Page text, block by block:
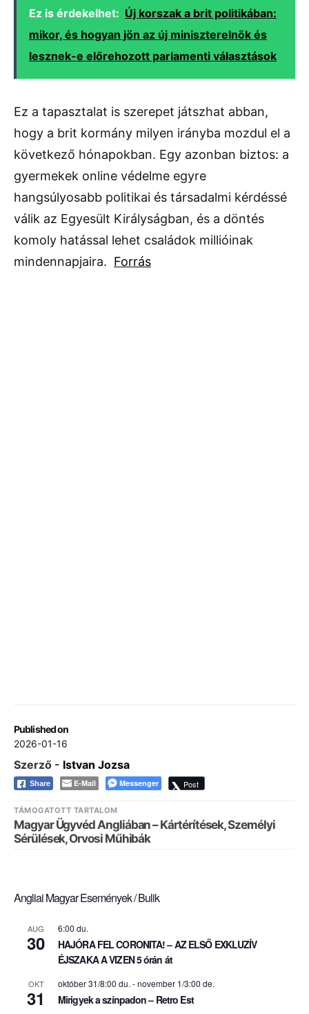
Published on
2026-01-16
Ez is érdekelhet: Új korszak a brit politikában:
mikor, és hogyan jön az új miniszterelnök és
lesznek-e előrehozott parlamenti választások
Ez a tapasztalat is szerepet játszhat abban,
hogy a brit kormány milyen irányba mozdul el a
következő hónapokban. Egy azonban biztos: a
gyermekek online védelme egyre
hangsúlyosabb politikai és társadalmi kérdéssé
válik az Egyesült Királyságban, és a döntés
komoly hatással lehet családok millióinak
mindennapjaira. Forrás
Szerző - Istvan Jozsa
Share E-Mail Messenger Post
TÁMOGATOTT TARTALOM
Magyar Ügyvéd Angliában – Kártérítések, Személyi
Sérülések, Orvosi Műhibák
Angliai Magyar Események / Bulik
AUG
30
6:00 du.
HAJÓRA FEL CORONITA! – AZ ELSŐ EXKLUZÍV
ÉJSZAKA A VIZEN 5 órán át
OKT
31
október 31/8:00 du.-november 1/3:00 de.
Mirigyek a színpadon – Retro Est